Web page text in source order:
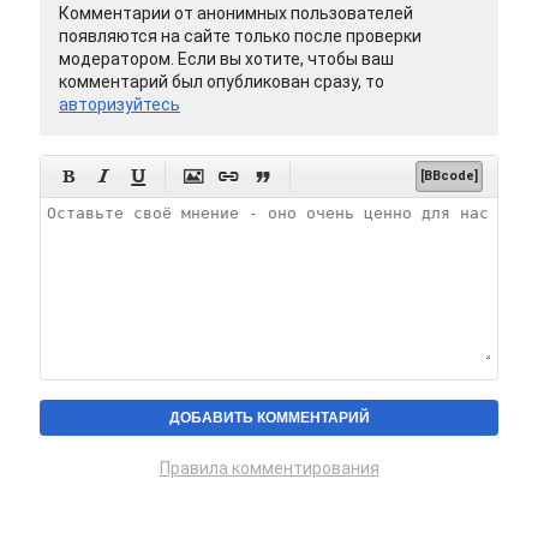
Комментарии от анонимных пользователей
появляются на сайте только после проверки
модератором. Если вы хотите, чтобы ваш
комментарий был опубликован сразу, то
авторизуйтесь
      [BBcode]
Правила комментирования